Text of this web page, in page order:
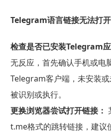
Telegram语言链接无法打
检查是否已安装Telegram应
无反应，首先确认手机或电
Telegram客户端，未安装
被识别或执行。
更换浏览器尝试打开链接：
t.me格式的跳转链接，建议